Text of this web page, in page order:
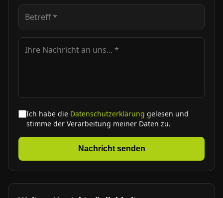
Ich habe die Datenschutzerklärung gelesen und
stimme der Verarbeitung meiner Daten zu.
Nachricht senden